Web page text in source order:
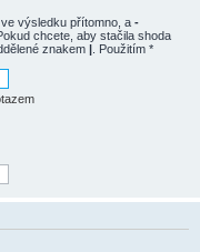
výsledku přítomno, a -
chcete, aby stačila shoda
znakem | . Použitím *